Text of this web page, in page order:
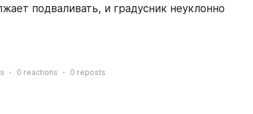
подваливать, и градусник неуклонно
0 reactions 0 reposts